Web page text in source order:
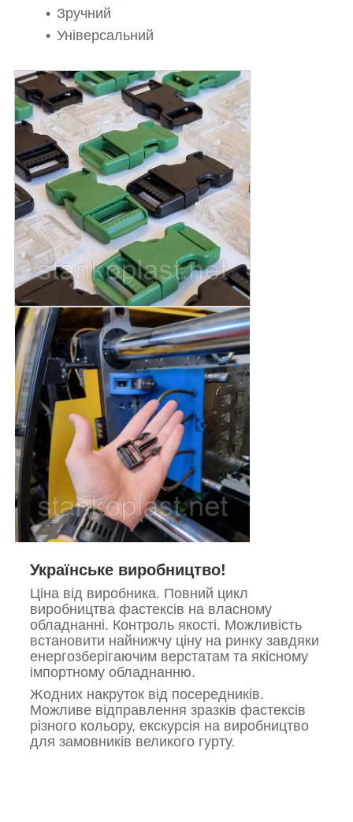
Зручний
Універсальний
Українське виробництво!
Ціна від виробника. Повний цикл
виробництва фастексів на власному
обладнанні. Контроль якості. Можливість
встановити найнижчу ціну на ринку завдяки
енергозберігаючим верстатам та якісному
імпортному обладнанню.
Жодних накруток від посередників.
Можливе відправлення зразків фастексів
різного кольору, екскурсія на виробництво
для замовників великого гурту.